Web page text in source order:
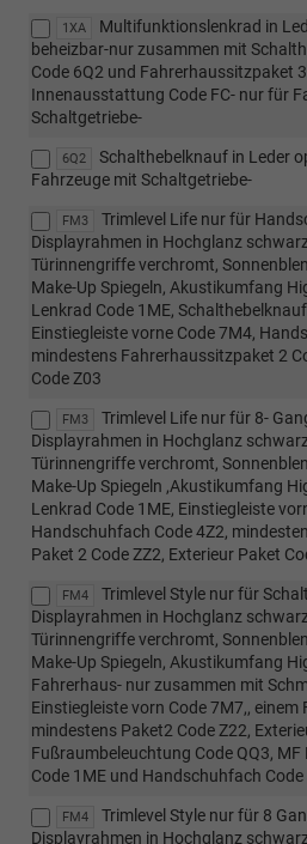
1XA
Multifunktionslenkrad in
beheizbar-nur zusammen mit
Code 6Q2 und Fahrerhaussitzpaket
Innenausstattung Code FC- nur für
Schaltgetriebe-
6Q2
Schalthebelknauf in Leder
Fahrzeuge mit Schaltgetriebe-
FM3
Trimlevel Life nur für
Displayrahmen in Hochglanz
Türinnengriffe verchromt,
Make-Up Spiegeln, Akustikumfang
Lenkrad Code 1ME,
Einstiegleiste vorne Code 7M4,
mindestens Fahrerhaussitzpaket 2
Code Z03
FM3
Trimlevel Life nur für 8-
Displayrahmen in Hochglanz
Türinnengriffe verchromt,
Make-Up Spiegeln ,Akustikumfang
Lenkrad Code 1ME, Einstiegleiste
Handschuhfach Code 4Z2,
Paket 2 Code ZZ2, Exterieur Paket
FM4
Trimlevel Style nur für
Displayrahmen in Hochglanz
Türinnengriffe verchromt,
Make-Up Spiegeln, Akustikumfang
Fahrerhaus- nur zusammen mit
Einstiegleiste vorn Code 7M7,,
mindestens Paket2 Code Z22,
Fußraumbeleuchtung Code QQ3,
Code 1ME und Handschuhfach Code
FM4
Trimlevel Style nur für 8
Displayrahmen in Hochglanz